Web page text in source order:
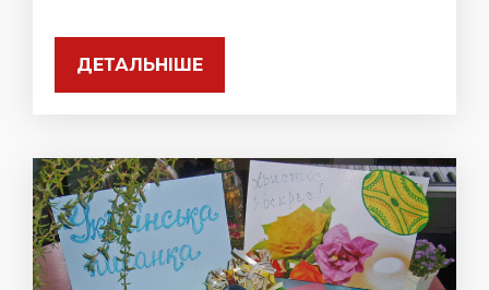
ДЕТАЛЬНІШЕ